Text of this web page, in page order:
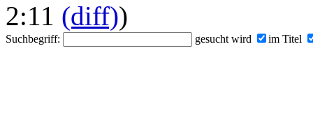
2:11 (diff))
Suchbegriff: gesucht wird im Titel